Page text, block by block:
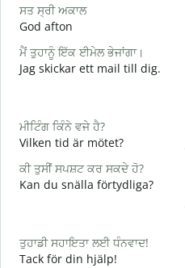
ਸਤ ਸ੍ਰੀ ਅਕਾਲ
God afton
ਮੈਂ ਤੁਹਾਨੂੰ ਇੱਕ ਈਮੇਲ ਭੇਜਾਂਗਾ।
Jag skickar ett mail till dig.
ਮੀਟਿੰਗ ਕਿੰਨੇ ਵਜੇ ਹੈ?
Vilken tid är mötet?
ਕੀ ਤੁਸੀਂ ਸਪਸ਼ਟ ਕਰ ਸਕਦੇ ਹੋ?
Kan du snälla förtydliga?
ਤੁਹਾਡੀ ਸਹਾਇਤਾ ਲਈ ਧੰਨਵਾਦ!
Tack för din hjälp!